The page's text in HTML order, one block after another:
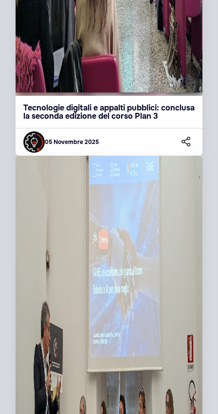
Tecnologie digitali e appalti pubblici: conclusa
la seconda edizione del corso Plan 3
05 Novembre 2025